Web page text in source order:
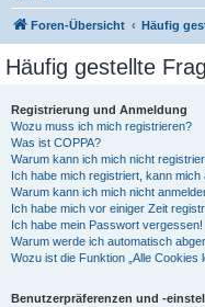
Foren-Übersicht Häufig
Häufig gestellte
Registrierung und Anmeldung
Wozu muss ich mich registrieren?
Was ist COPPA?
Warum kann ich mich nicht
Ich habe mich registriert, kann mich
Warum kann ich mich nicht
Ich habe mich vor einiger Zeit
Ich habe mein Passwort vergessen!
Warum werde ich automatisch
Wozu ist die Funktion „Alle Cookies
Benutzerpräferenzen und -